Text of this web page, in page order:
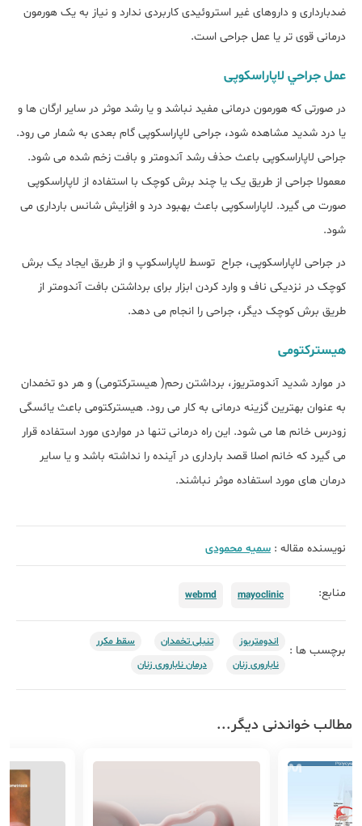
ضدبارداری و داروهای غیر استروئیدی کاربردی ندارد و نیاز به یک هورمون
درمانی قوی تر یا عمل جراحی است.
عمل جراحي لاپاراسکوپی
در صورتی که هورمون درمانی مفید نباشد و یا رشد موثر در سایر ارگان ها و
یا درد شدید مشاهده شود، جراحی لاپاراسکوپی گام بعدی به شمار می رود.
جراحی لاپاراسکوپی باعث حذف رشد آندومتر و بافت زخم شده می شود.
معمولا جراحی از طریق یک یا چند برش کوچک با استفاده از لاپاراسکوپی
صورت می گیرد. لاپاراسکوپی باعث بهبود درد و افزایش شانس بارداری می
شود.
در جراحی لاپاراسکوپی، جراح توسط لاپاراسکوپ و از طریق ایجاد یک برش
کوچک در نزدیکی ناف و وارد کردن ابزار برای برداشتن بافت آندومتر از
طریق برش کوچک دیگر، جراحی را انجام می دهد.
هیسترکتومی
در موارد شدید آندومتریوز، برداشتن رحم( هیسترکتومی) و هر دو تخمدان
به عنوان بهترین گزینه درمانی به کار می رود. هیسترکتومی باعث یائسگی
زودرس خانم ها می شود. این راه درمانی تنها در مواردی مورد استفاده قرار
می گیرد که خانم اصلا قصد بارداری در آینده را نداشته باشد و یا سایر
درمان های مورد استفاده موثر نباشند.
نویسنده مقاله : سمیه محمودی
منابع: mayoclinic
webmd
برچسب ها :
اندومتریوز تنبلی تخمدان
سقط مکرر
ناباروری زنان
درمان ناباروری زنان
مطالب خواندنی دیگر...